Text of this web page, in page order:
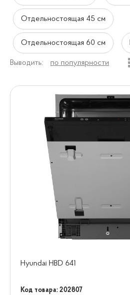
Отдельностоящая 45 см
Отдельностоящая 60 см
Выводить: по популярности
Hyundai HBD 641
Код товара: 202807